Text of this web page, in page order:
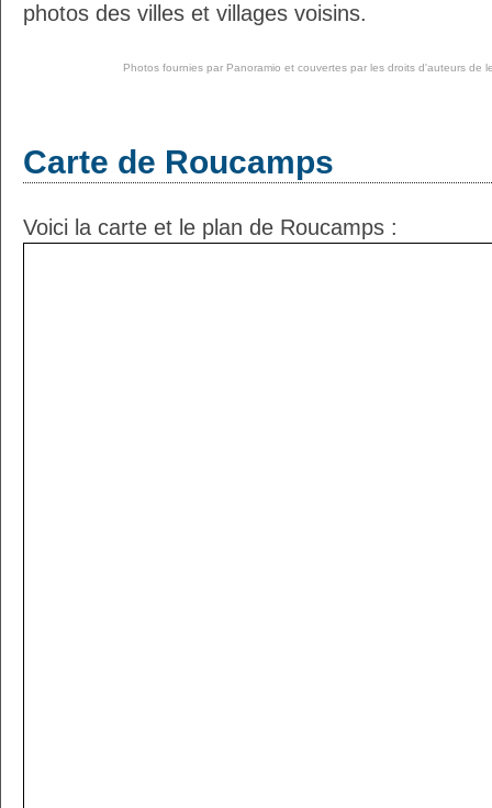
photos des villes et villages voisins.
Photos fournies par Panoramio et couvertes par les droits d'auteurs de
Carte de Roucamps
Voici la carte et le plan de Roucamps :